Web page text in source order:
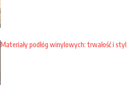
Materiały podłóg winylowych: trwałość i styl